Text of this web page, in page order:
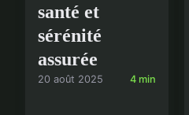
santé et
sérénité
assurée
20 août 2025 4 min